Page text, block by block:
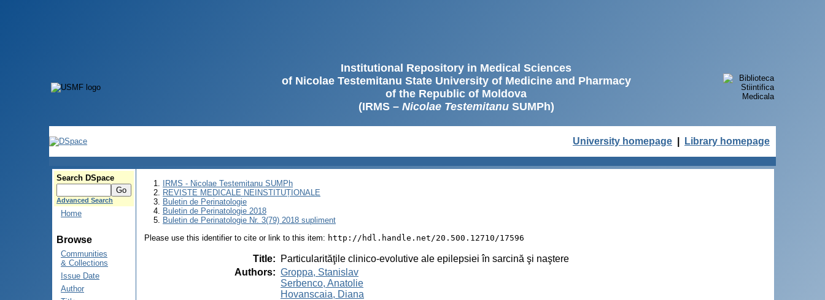
Institutional Repository in Medical Sciences
of Nicolae Testemitanu State University of Medicine and Pharmacy
of the Republic of Moldova
(IRMS – Nicolae TestemitanuSUMPh)
University homepage Library homepage
Search DSpace
Advanced Search
Home
Browse
Communities
& Collections
Issue Date
Author
IRMS - Nicolae Testemitanu SUMPh
REVISTE MEDICALE NEINSTITUȚIONALE
Buletin de Perinatologie
Buletin de Perinatologie 2018
Buletin de Perinatologie Nr. 3(79) 2018 supliment
Please use this identifier to cite or link to this item: http://hdl.handle.net/20.500.12710/17596
Title:
Particularităţile clinico-evolutive ale epilepsiei în sarcină şi naştere
Authors: Groppa, Stanislav
Serbenco, Anatolie
Hovanscaia, Diana